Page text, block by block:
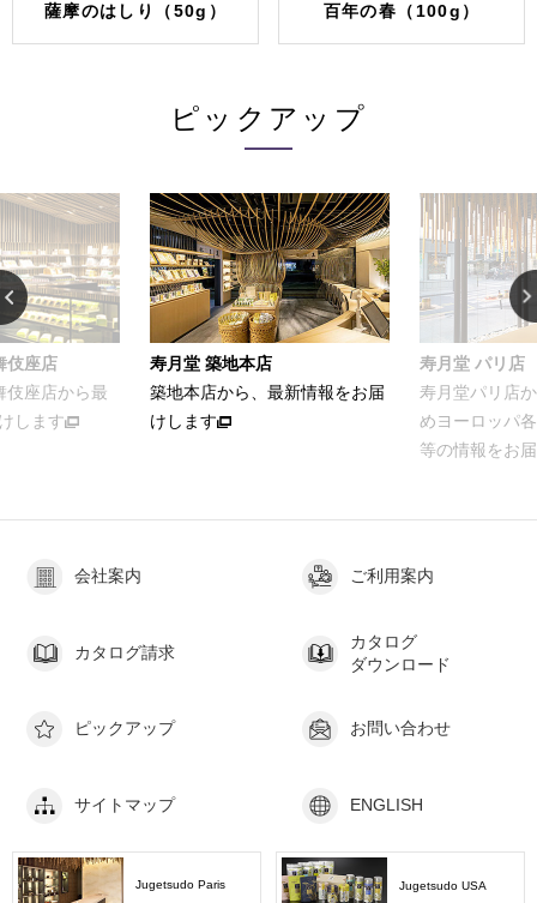
薩摩のはしり（50g） 百年の春（100g）
ピックアップ
伎座店
伎座店から最
します
寿月堂 築地本店
築地本店から、最新情報をお届
けします
寿月堂 パリ店
寿月堂パリ店
めヨーロッパ
等の情報をお
会社案内 ご利用案内
カタログ請求
カタログ
ダウンロード
ピックアップ お問い合わせ
サイトマップ ENGLISH
Jugetsudo Paris Jugetsudo USA